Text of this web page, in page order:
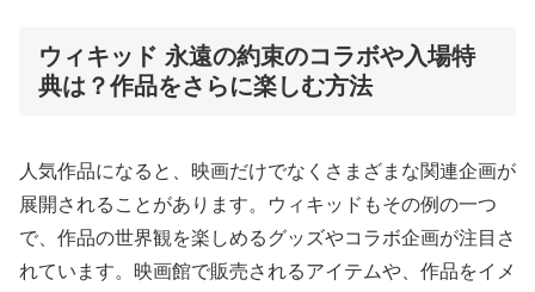
ウィキッド 永遠の約束のコラボや入場特
典は？作品をさらに楽しむ方法
人気作品になると、映画だけでなくさまざまな関連企画が
展開されることがあります。ウィキッドもその例の一つ
で、作品の世界観を楽しめるグッズやコラボ企画が注目さ
れています。映画館で販売されるアイテムや、作品をイメ